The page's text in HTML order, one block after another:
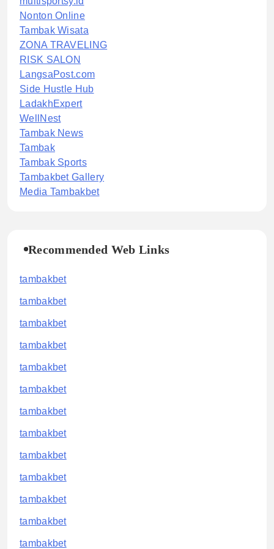
Nonton Online
Tambak Wisata
ZONA TRAVELING
RISK SALON
LangsaPost.com
Side Hustle Hub
LadakhExpert
WellNest
Tambak News
Tambak
Tambak Sports
Tambakbet Gallery
Media Tambakbet
Recommended Web Links
tambakbet
tambakbet
tambakbet
tambakbet
tambakbet
tambakbet
tambakbet
tambakbet
tambakbet
tambakbet
tambakbet
tambakbet
tambakbet